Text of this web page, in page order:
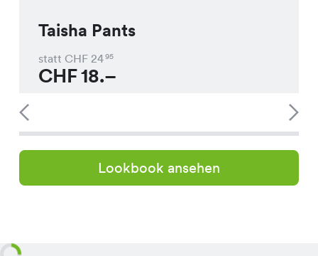
Taisha Pants
statt CHF 2495
CHF18.–
Lookbook ansehen